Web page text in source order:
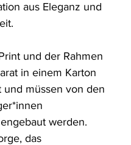
aus Eleganz und
und der Rahmen
in einem Karton
und müssen von den
werden.
das